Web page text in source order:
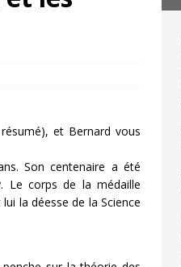
et Bernard vous
Son centenaire a été
Le corps de la médaille
la déesse de la Science